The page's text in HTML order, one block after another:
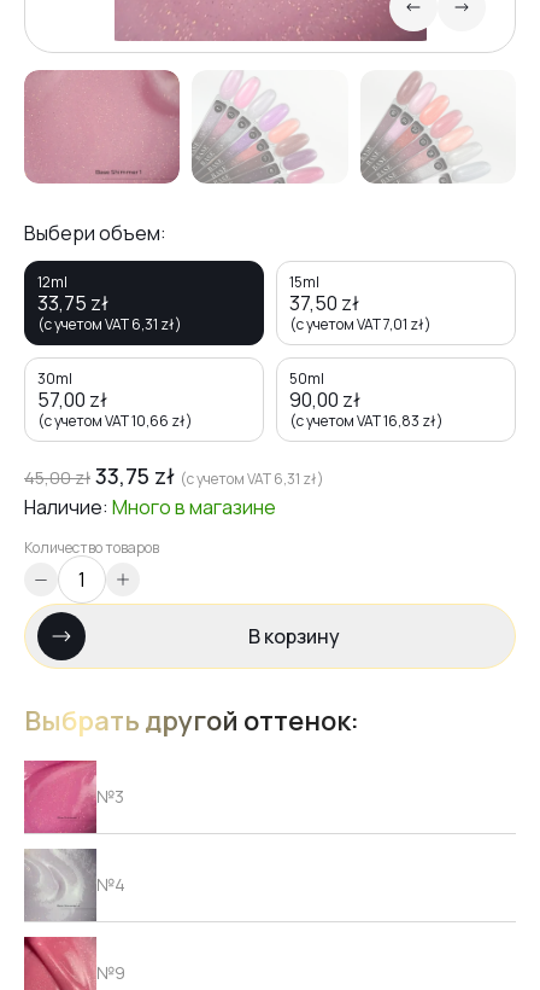
Выбери объем:
12ml
33,75 zł
(с учетом VAT6,31 zł)
15ml
37,50 zł
(с учетом VAT7,01 zł)
30ml
57,00 zł
(с учетом VAT10,66 zł)
50ml
90,00 zł
(с учетом VAT16,83 zł)
45,00zł 33,75 zł (с учетом VAT6,31 zł)
Наличие: Многов магазине
Количество товаров
В корзину
Выбрать другой оттенок:
№3
№4
№9